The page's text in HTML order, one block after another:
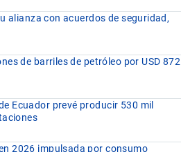
alianza con acuerdos de seguridad,
de barriles de petróleo por USD 872
Ecuador prevé producir 530 mil
2026 impulsada por consumo